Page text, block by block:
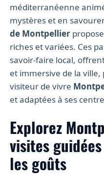
méditerranéenne
mystères et en
de Montpellier
riches et variées. Ces
savoir-faire local,
et immersive de la
visiteur de vivre
et adaptées à ses
Explorez
visites
les goûts